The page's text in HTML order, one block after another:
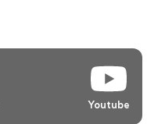
Youtube